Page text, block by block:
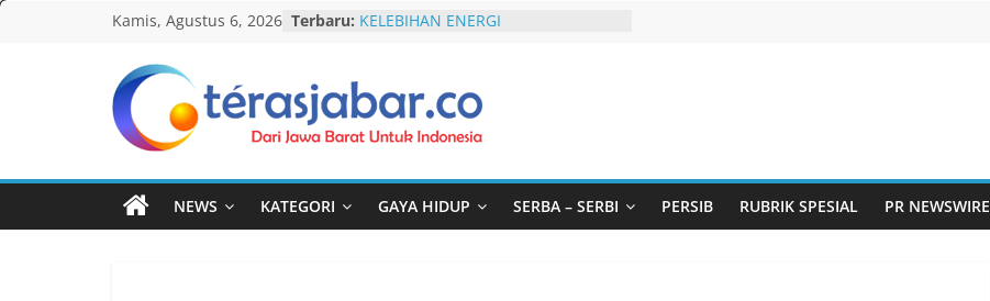
Skip
Kamis, Agustus 6, 2026 Terbaru: KELEBIHAN ENERGI
Penanganan Kasus Pemurtadan
Cetak Sejarah, 20 Ribu Anak
Pecahkan Rekor MURI Lewat
Festival Tunas Siliwangi 2026
AKU NGONTÉN MAKA AKU ADA
Teras
Jabar
NEWS KATEGORI GAYA HIDUP SERBA – SERBI PERSIB RUBRIK SPESIAL PR NEWSWIRE